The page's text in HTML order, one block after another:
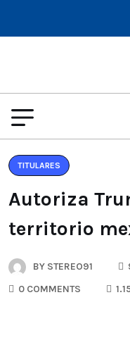
TITULARES
Autoriza
territorio
BY STEREO91
0 COMMENTS